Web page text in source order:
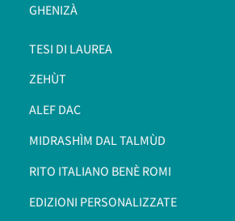
GHENIZÀ
TESI DI LAUREA
ZEHÙT
ALEF DAC
MIDRASHÌM DAL TALMÙD
RITO ITALIANO BENÈ ROMI​
EDIZIONI PERSONALIZZATE